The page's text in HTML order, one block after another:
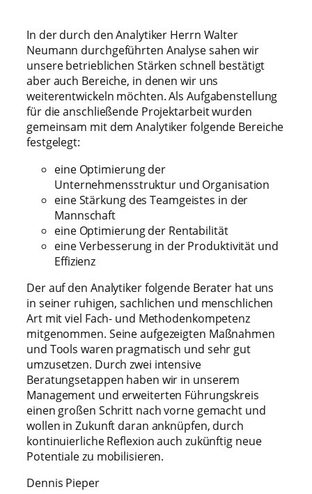
In der durch den Analytiker Herrn Walter
Neumann durchgeführten Analyse sahen wir
unsere betrieblichen Stärken schnell bestätigt
aber auch Bereiche, in denen wir uns
weiterentwickeln möchten. Als Aufgabenstellung
für die anschließende Projektarbeit wurden
gemeinsam mit dem Analytiker folgende Bereiche
festgelegt:
eine Optimierung der
Unternehmensstruktur und Organisation
eine Stärkung des Teamgeistes in der
Mannschaft
eine Optimierung der Rentabilität
eine Verbesserung in der Produktivität und
Effizienz
Der auf den Analytiker folgende Berater hat uns
in seiner ruhigen, sachlichen und menschlichen
Art mit viel Fach- und Methodenkompetenz
mitgenommen. Seine aufgezeigten Maßnahmen
und Tools waren pragmatisch und sehr gut
umzusetzen. Durch zwei intensive
Beratungsetappen haben wir in unserem
Management und erweiterten Führungskreis
einen großen Schritt nach vorne gemacht und
wollen in Zukunft daran anknüpfen, durch
kontinuierliche Reflexion auch zukünftig neue
Potentiale zu mobilisieren.
Dennis Pieper